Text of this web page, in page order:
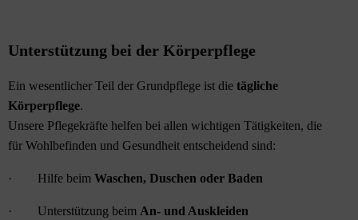
Unterstützung bei der Körperpflege
Ein wesentlicher Teil der Grundpflege ist die tägliche
Körperpflege.
Unsere Pflegekräfte helfen bei allen wichtigen Tätigkeiten, die
für Wohlbefinden und Gesundheit entscheidend sind:
· Hilfe beim Waschen, Duschen oder Baden
· Unterstützung beim An- und Auskleiden